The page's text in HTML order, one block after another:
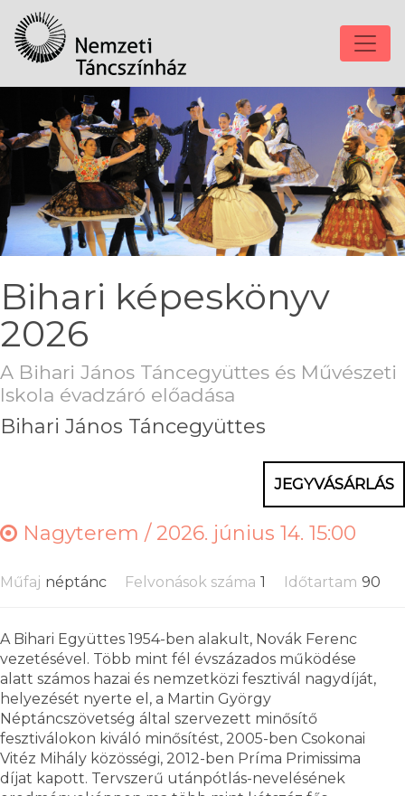
Bihari képeskönyv
2026
A Bihari János Táncegyüttes és Művészeti
Iskola évadzáró előadása
Bihari János Táncegyüttes
JEGYVÁSÁRLÁS
Nagyterem /2026. június 14. 15:00
Műfaj néptánc Felvonások száma 1 Időtartam 90
A Bihari Együttes 1954-ben alakult, Novák Ferenc
vezetésével. Több mint fél évszázados működése
alatt számos hazai és nemzetközi fesztivál nagydíját,
helyezését nyerte el, a Martin György
Néptáncszövetség által szervezett minősítő
fesztiválokon kiváló minősítést, 2005-ben Csokonai
Vitéz Mihály közösségi, 2012-ben Príma Primissima
díjat kapott. Tervszerű utánpótlás-nevelésének